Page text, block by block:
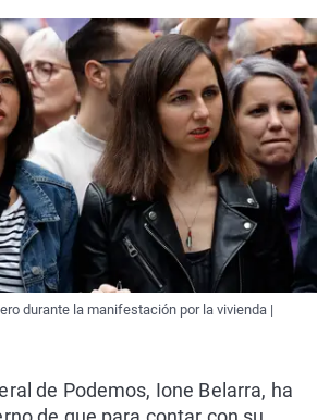
durante la manifestación por la vivienda |
de Podemos, Ione Belarra, ha